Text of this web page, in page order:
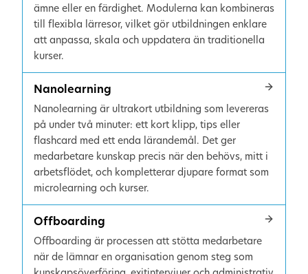
ämne eller en färdighet. Modulerna kan kombineras
till flexibla lärresor, vilket gör utbildningen enklare
att anpassa, skala och uppdatera än traditionella
kurser.
Nanolearning
Nanolearning är ultrakort utbildning som levereras
på under två minuter: ett kort klipp, tips eller
flashcard med ett enda lärandemål. Det ger
medarbetare kunskap precis när den behövs, mitt i
arbetsflödet, och kompletterar djupare format som
microlearning och kurser.
Offboarding
Offboarding är processen att stötta medarbetare
när de lämnar en organisation genom steg som